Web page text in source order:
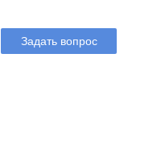
Задать вопрос